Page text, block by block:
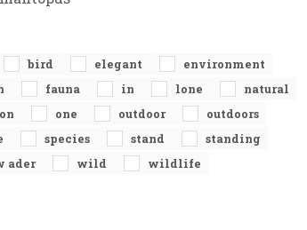
bird elegant
environment
fauna in lone
natural
on one outdoor
outdoors
species stand
standing
ader wild wildlife